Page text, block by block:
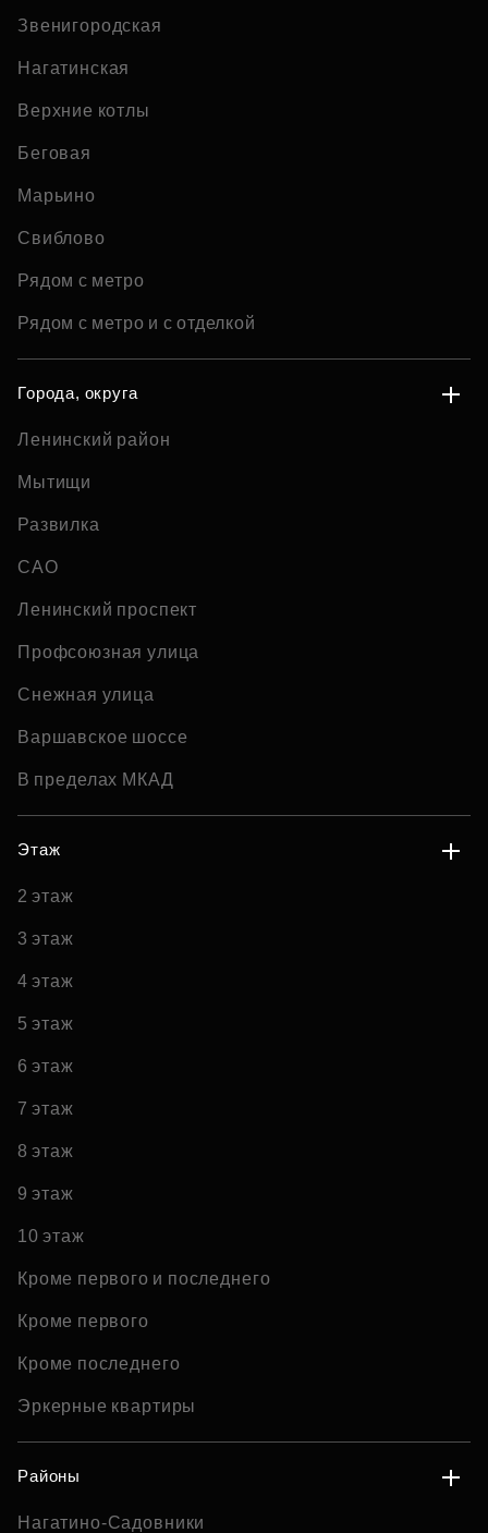
Звенигородская
Нагатинская
Верхние котлы
Беговая
Марьино
Свиблово
Рядом с метро
Рядом с метро и с отделкой
Города, округа
Ленинский район
Мытищи
Развилка
САО
Ленинский проспект
Профсоюзная улица
Снежная улица
Варшавское шоссе
В пределах МКАД
Этаж
2 этаж
3 этаж
4 этаж
5 этаж
6 этаж
7 этаж
8 этаж
9 этаж
10 этаж
Кроме первого и последнего
Кроме первого
Кроме последнего
Эркерные квартиры
Районы
Нагатино-Садовники